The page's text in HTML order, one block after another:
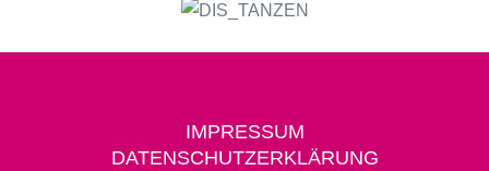
IMPRESSUM
DATENSCHUTZERKLÄRUNG